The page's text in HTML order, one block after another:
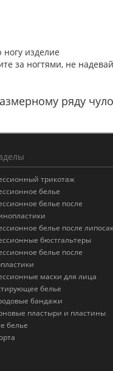
изделие
за ногтями, не
ряду
трикотаж
белье
белье после
белье после
бюстгальтеры
белье после
маски для лица
белье
бандажи
пластыри и пластины
белье